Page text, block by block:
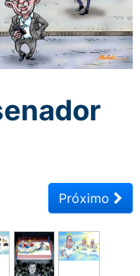
Próximo